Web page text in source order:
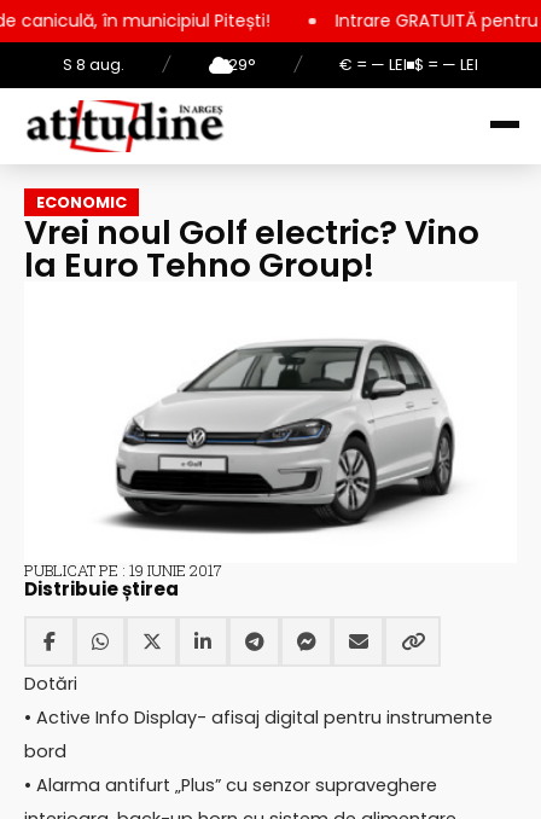
S 8 aug. / 29° / € = — LEI $ = — LEI
Pitești! Intrare GRATUITĂ pentru copii, elevi și
ECONOMIC
Vrei noul Golf electric? Vino
la Euro Tehno Group!
PUBLICAT PE : 19 IUNIE 2017
Distribuie știrea
Dotări
• Active Info Display- afisaj digital pentru instrumente
bord
• Alarma antifurt „Plus” cu senzor supraveghere